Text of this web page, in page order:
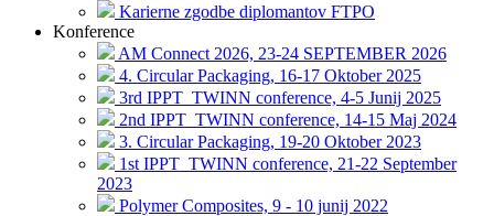
Karierne zgodbe diplomantov FTPO
Konference
AM Connect 2026, 23-24 SEPTEMBER 2026
4. Circular Packaging, 16-17 Oktober 2025
3rd IPPT_TWINN conference, 4-5 Junij 2025
2nd IPPT_TWINN conference, 14-15 Maj 2024
3. Circular Packaging, 19-20 Oktober 2023
1st IPPT_TWINN conference, 21-22 September
2023
Polymer Composites, 9 - 10 junij 2022